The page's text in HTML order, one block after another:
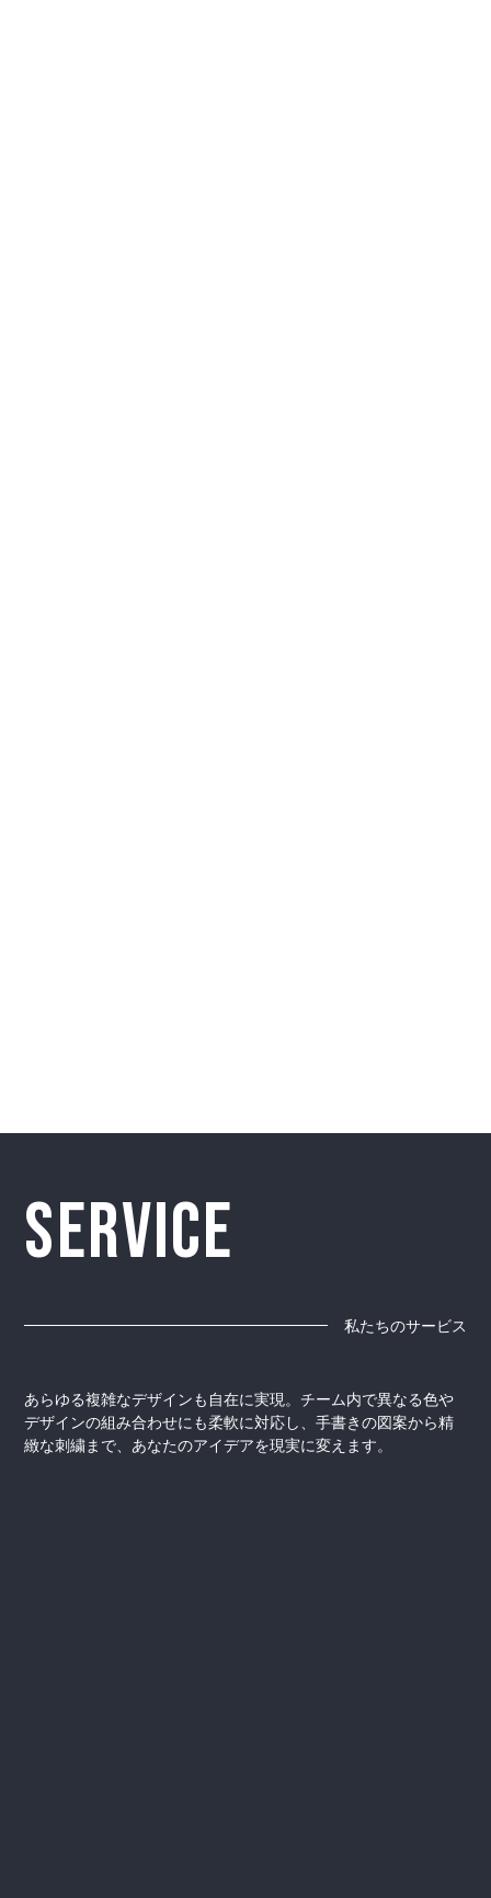
SERVICE
私たちのサービス
あらゆる複雑なデザインも自在に実現。チーム内で異なる色や
デザインの組み合わせにも柔軟に対応し、手書きの図案から精
緻な刺繍まで、あなたのアイデアを現実に変えます。